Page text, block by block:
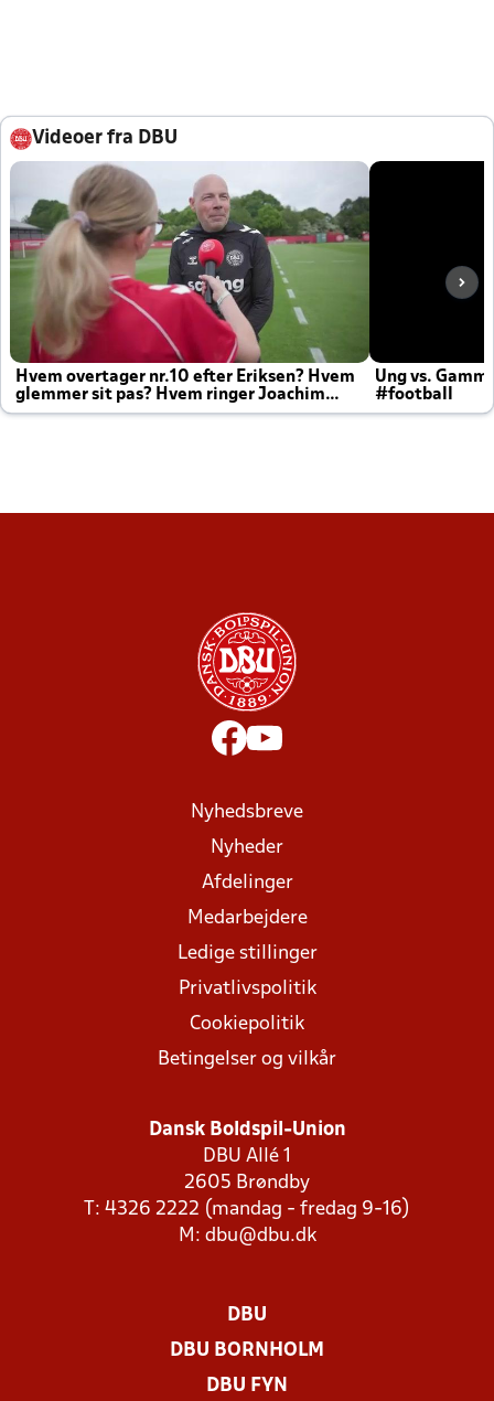
Videoer fra DBU
Hvem overtager nr.10 efter Eriksen? Hvem
glemmer sit pas? Hvem ringer Joachim
altid til efter kampe?
Ung vs.
#football
Nyhedsbreve
Nyheder
Afdelinger
Medarbejdere
Ledige stillinger
Privatlivspolitik
Cookiepolitik
Betingelser og vilkår
Dansk Boldspil-Union
DBU Allé 1
2605 Brøndby
T: 4326 2222 (mandag - fredag 9-16)
M: dbu@dbu.dk
DBU
DBU BORNHOLM
DBU FYN